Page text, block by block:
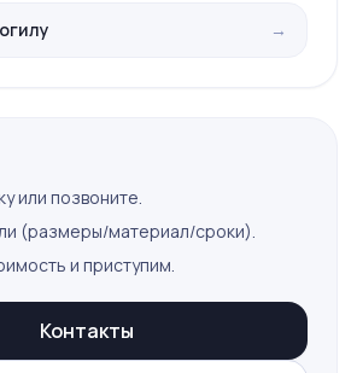
→
или позвоните.
(размеры/материал/сроки).
и приступим.
Контакты